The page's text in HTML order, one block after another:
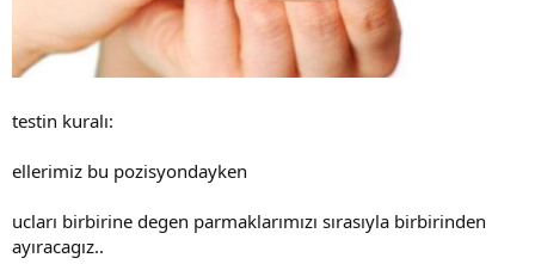
testin kuralı:
ellerimiz bu pozisyondayken
ucları birbirine degen parmaklarımızı sırasıyla birbirinden
ayıracagız..